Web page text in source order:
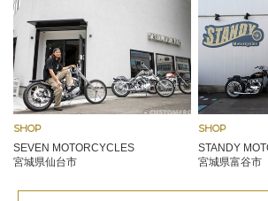
SHOP
SEVEN MOTORCYCLES
宮城県仙台市
SHOP
STANDY
宮城県富谷市